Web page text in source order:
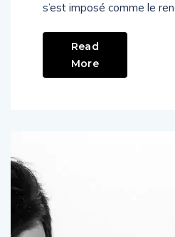
s’est imposé comme le
Read
More